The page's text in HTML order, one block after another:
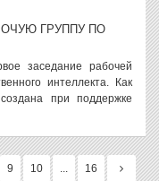
ГРУППУ ПО
заседание рабочей
интеллекта. Как
при поддержке
9 10 ... 16